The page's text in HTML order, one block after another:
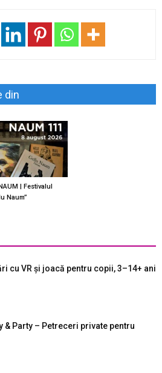
din
| Festivalul
Naum”
cu VR și joacă pentru copii, 3–14+ ani
& Party – Petreceri private pentru